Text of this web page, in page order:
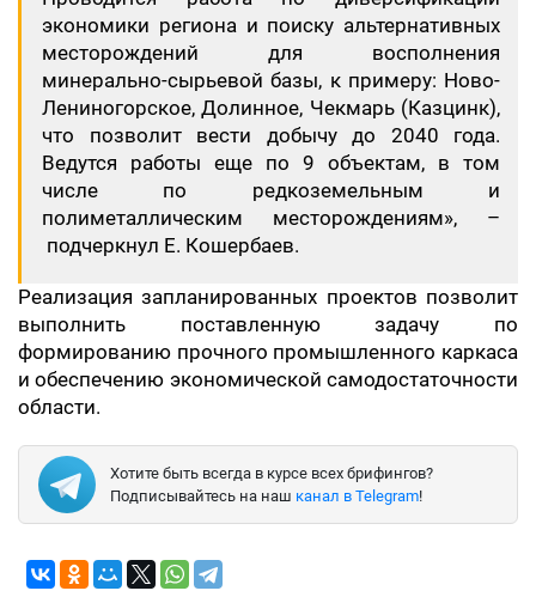
экономики региона и поиску альтернативных
месторождений для восполнения
минерально-сырьевой базы, к примеру: Ново-
Лениногорское, Долинное, Чекмарь (Казцинк),
что позволит вести добычу до 2040 года.
Ведутся работы еще по 9 объектам, в том
числе по редкоземельным и
полиметаллическим месторождениям», –
подчеркнул Е. Кошербаев.
Реализация запланированных проектов позволит
выполнить поставленную задачу по
формированию прочного промышленного каркаса
и обеспечению экономической самодостаточности
области.
Хотите быть всегда в курсе всех брифингов?
Подписывайтесь на наш канал в Telegram!